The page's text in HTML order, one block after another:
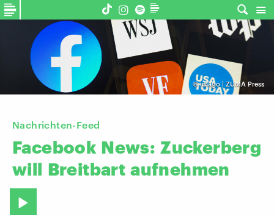
©imago | ZUMA Press
Nachrichten-Feed
Facebook News: Zuckerberg
will Breitbart aufnehmen